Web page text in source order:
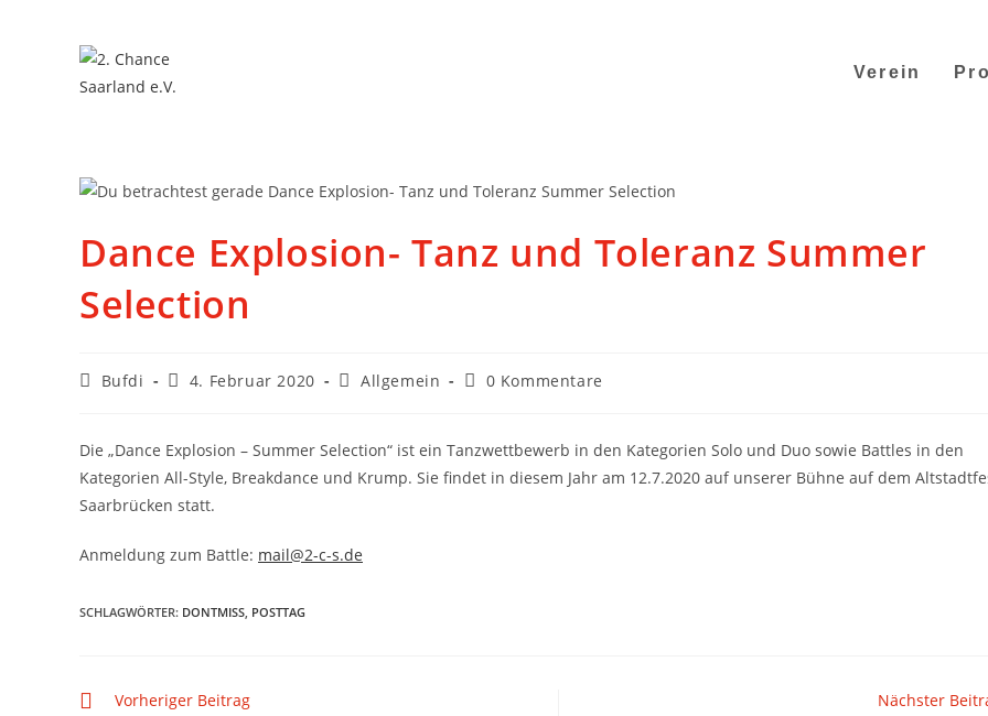
Verein
Dance Explosion- Tanz und Toleranz Summer
Selection
Bufdi 4. Februar 2020 Allgemein 0 Kommentare
Die „Dance Explosion – Summer Selection“ ist ein Tanzwettbewerb in den Kategorien Solo und Duo sowie Battles in den
Kategorien All-Style, Breakdance und Krump. Sie findet in diesem Jahr am 12.7.2020 auf unserer Bühne auf dem
Saarbrücken statt.
Anmeldung zum Battle: mail@2-c-s.de
SCHLAGWÖRTER: DONTMISS POSTTAG
Vorheriger Beitrag Nächster